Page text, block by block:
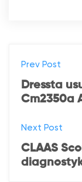
N
a
i
g
Prev Post
Dressta
Cm2350a
Next Post
CLAAS